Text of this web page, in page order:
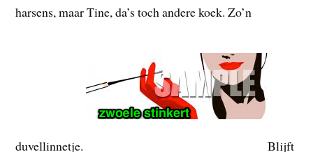
harsens, maar Tine, da’s toch andere koek. Zo’n
duvellinnetje.
Blijft